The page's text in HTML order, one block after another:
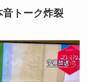
トーク炸裂